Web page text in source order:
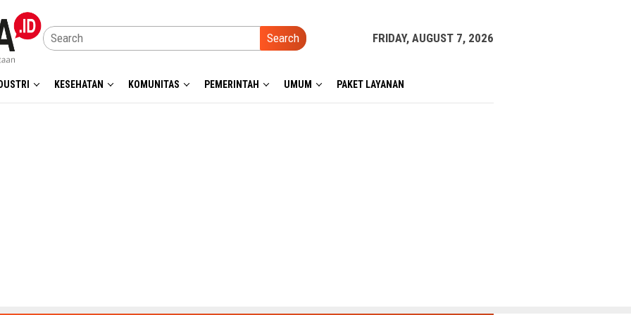
Search FRIDAY, AUGUST 7, 2026
KESEHATAN KOMUNITAS PEMERINTAH UMUM PAKET LAYANAN